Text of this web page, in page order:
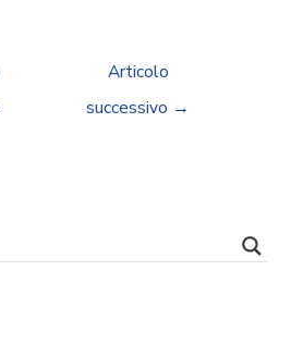
Articolo
successivo →